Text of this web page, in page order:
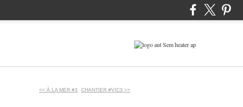
<< À LA MER #3 CHANTIER #VIC3 >>